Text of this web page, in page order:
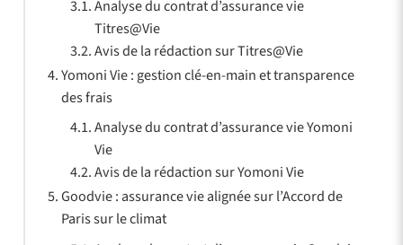
Analyse du contrat d’assurance vie
Titres@Vie
Avis de la rédaction sur Titres@Vie
Yomoni Vie : gestion clé-en-main et transparence
des frais
Analyse du contrat d’assurance vie Yomoni
Vie
Avis de la rédaction sur Yomoni Vie
Goodvie : assurance vie alignée sur l’Accord de
Paris sur le climat